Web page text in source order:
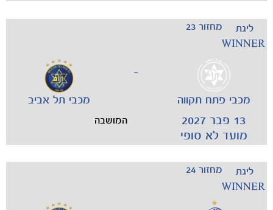
ליגת
WINNER
מחזור 23
מכבי תל אביב
-
מכבי פתח תקווה
13 פבר 2027 המושבה
מועד לא סופי
ליגת
WINNER
מחזור 24